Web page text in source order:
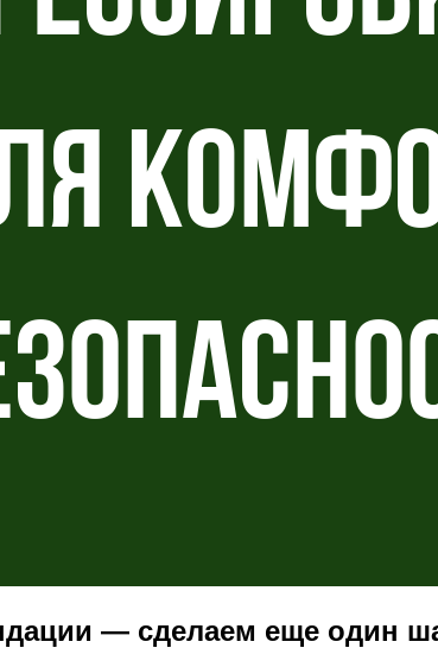
— сделаем еще один